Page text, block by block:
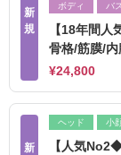
新
規
ボディ
バ
【18年間
骨格/筋膜/
¥24,800
新
ヘッド 小
【人気